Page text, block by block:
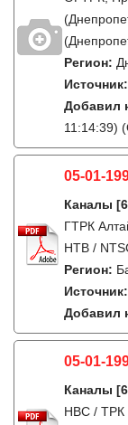
Регион:
Источник:
Добавил
11:14:39)
05-01-
Каналы
ГТРК
НТВ /
Регион:
Источник:
Добавил
05-01-
Каналы
НВС / ТРК